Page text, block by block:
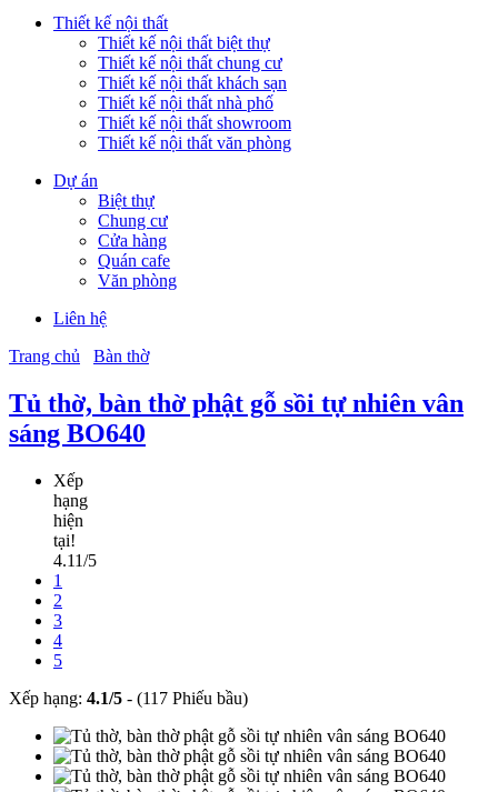
Thiết kế nội thất
Thiết kế nội thất biệt thự
Thiết kế nội thất chung cư
Thiết kế nội thất khách sạn
Thiết kế nội thất nhà phố
Thiết kế nội thất showroom
Thiết kế nội thất văn phòng
Dự án
Biệt thự
Chung cư
Cửa hàng
Quán cafe
Văn phòng
Liên hệ
Trang chủ
Bàn thờ
Tủ thờ, bàn thờ phật gỗ sồi tự nhiên vân
sáng BO640
Xếp
hạng
hiện
tại!
4.11/5
1
2
3
4
5
Xếp hạng: 4.1/5 - (117 Phiếu bầu)